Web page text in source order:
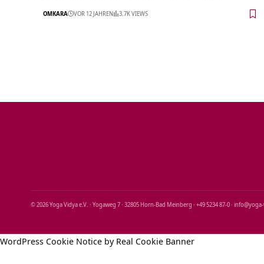
OMKARA VOR 12 JAHREN 3.7K VIEWS
© 2026 Yoga Vidya e.V. · Yogaweg 7 · 32805 Horn‑Bad Meinberg · +49 5234 87‑0 ·
WordPress Cookie Notice by Real Cookie Banner